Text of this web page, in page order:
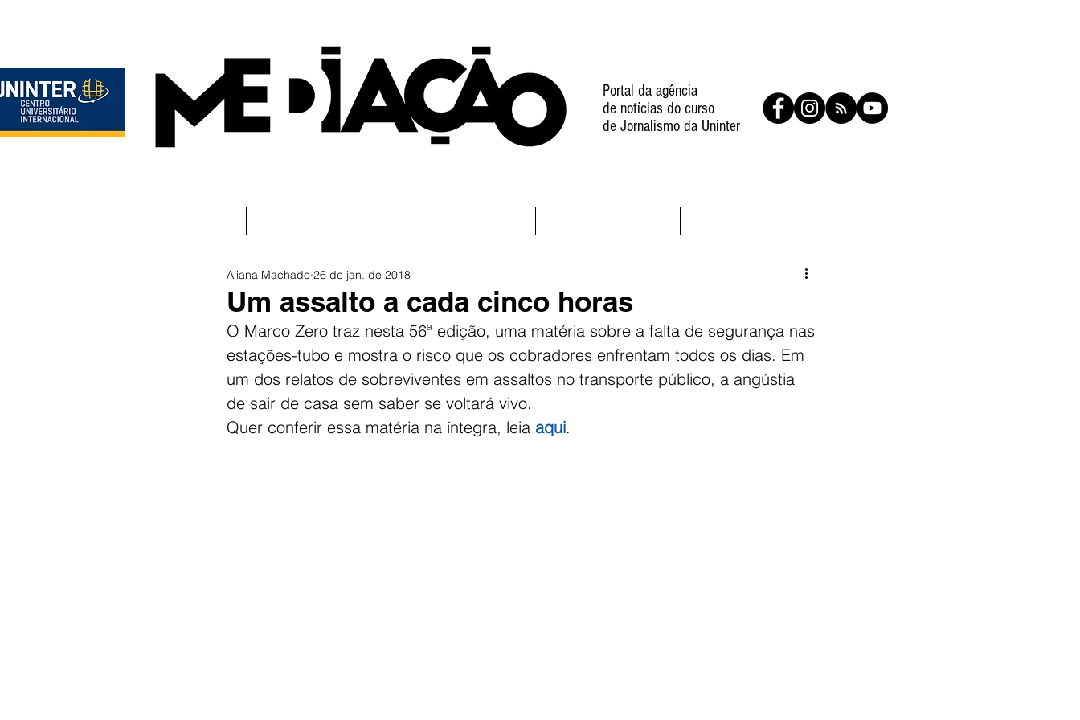
Portal da agência
de notícias do curso
de Jornalismo da Uninter
Um assalto a cada cinco horas
Aliana Machado 26 de jan. de 2018
O Marco Zero traz nesta 56ª edição, uma matéria sobre a falta de segurança nas
estações-tubo e mostra o risco que os cobradores enfrentam todos os dias. Em
um dos relatos de sobreviventes em assaltos no transporte público, a angústia
de sair de casa sem saber se voltará vivo.
Quer conferir essa matéria na íntegra, leia aqui.